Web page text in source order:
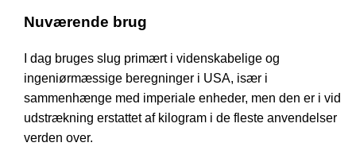
Nuværende brug
I dag bruges slug primært i videnskabelige og
ingeniørmæssige beregninger i USA, især i
sammenhænge med imperiale enheder, men den er i vid
udstrækning erstattet af kilogram i de fleste anvendelser
verden over.